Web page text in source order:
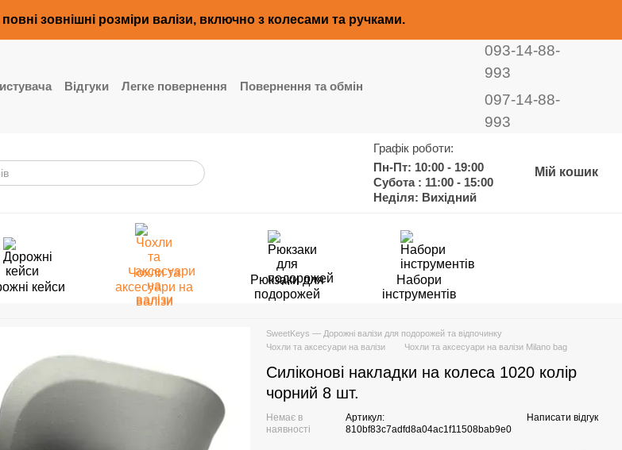
зовнішні розміри валізи, включно з колесами та ручками.
Відгуки Легке повернення
Повернення та обмін
093-14-88-
993
097-14-88-
993
Графік роботи:
Пн-Пт: 10:00 - 19:00
Субота : 11:00 - 15:00
Неділя: Вихідний
Мій кошик
кейси
Чохли та
аксесуари на
валізи
Рюкзаки для
подорожей
Набори
інструментів
SweetKeys — Дорожні валізи для подорожей та відпочинку
Чохли та аксесуари на валізи
Чохли та аксесуари на валізи Milano bag
Силіконові накладки на колеса 1020 колір
чорний 8 шт.
Немає в
наявності
Артикул:
810bf83c7adfd8a04ac1f11508bab9e0
Написати відгук